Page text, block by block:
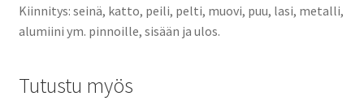
Kiinnitys: seinä, katto, peili, pelti, muovi, puu, lasi, metalli,
alumiini ym. pinnoille, sisään ja ulos.
Tutustu myös